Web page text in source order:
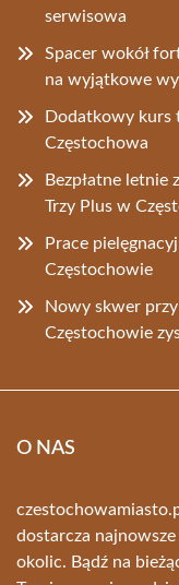
serwisowa
Spacer wokół
na wyjątkowe
Dodatkowy kurs
Częstochowa
Bezpłatne letnie
Trzy Plus w
Prace
Częstochowie
Nowy skwer
Częstochowie
O NAS
dostarcza
okolic. Bądź na